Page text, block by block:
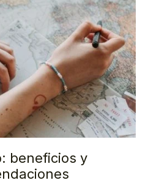
beneficios y